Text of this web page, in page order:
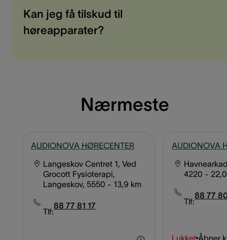
Kan jeg få tilskud til
høreapparater?
Nærmeste
AUDIONOVA HØRECENTER
Langeskov Centret 1, Ved
Grocott Fysioterapi,
Langeskov, 5550 - 13,9 km
Tlf:
88 77 81 17
AUDIONOVA
4220 -
Tlf:
88 77
Lukket Åbner